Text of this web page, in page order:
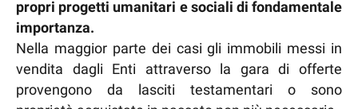
propri progetti umanitari e sociali di fondamentale
importanza.
Nella maggior parte dei casi gli immobili messi in
vendita dagli Enti attraverso la gara di offerte
provengono da lasciti testamentari o sono